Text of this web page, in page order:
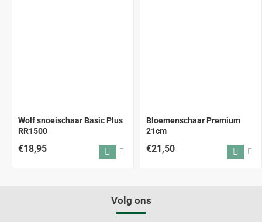
Wolf snoeischaar Basic Plus
RR1500
€18,95
Bloemenschaar Premium
21cm
€21,50
Volg ons